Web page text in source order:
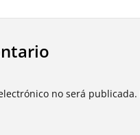
no será publicada.